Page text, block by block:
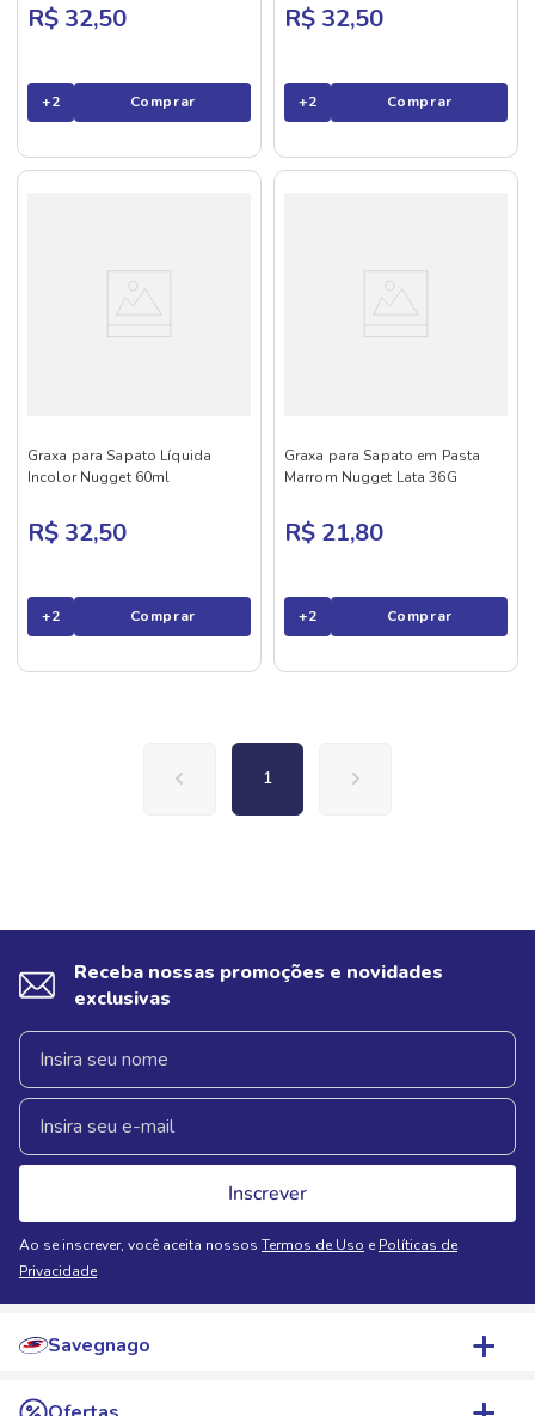
R$ 32,50
+2 Comprar
R$ 32,50
+2 Comprar
Graxa para Sapato Líquida
Incolor Nugget 60ml
R$ 32,50
+2 Comprar
Graxa para Sapato em Pasta
Marrom Nugget Lata 36G
R$ 21,80
+2 Comprar
1
Receba nossas promoções e novidades
exclusivas
Inscrever
Ao se inscrever, você aceita nossos Termos de Uso e Políticas de
Privacidade
Savegnago
Quem Somos